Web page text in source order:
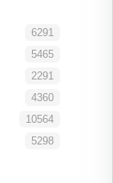
6291
5465
2291
4360
10564
5298